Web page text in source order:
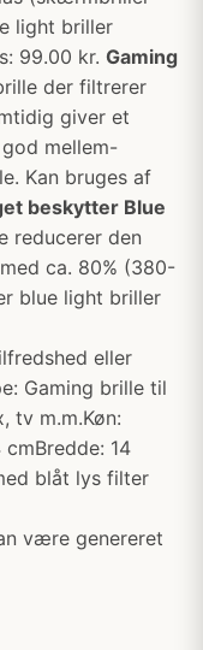
light briller
99.00 kr. Gaming
der filtrerer
giver et
mellem-
Kan bruges af
beskytter Blue
reducerer den
ca. 80% (380-
blue light briller
eller
Gaming brille til
tv m.m.Køn:
14
blåt lys filter
være genereret